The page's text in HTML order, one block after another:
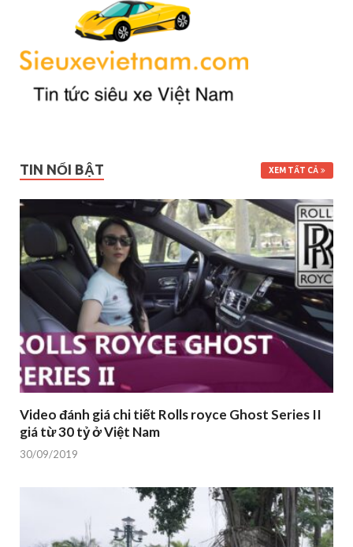
TIN NỔI BẬT XEM TẤT CẢ
Video đánh giá chi tiết Rolls royce Ghost Series II
giá từ 30 tỷ ở Việt Nam
30/09/2019